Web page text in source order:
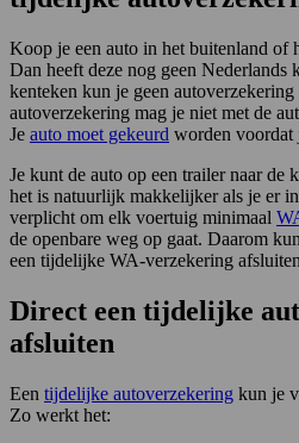
Koop je een auto in het buitenland of
Dan heeft deze nog geen Nederlands
kenteken kun je geen
autoverzekering mag je niet met de
Je auto moet gekeurd worden voordat
Je kunt de auto op een trailer naar de
het is natuurlijk makkelijker als je er
verplicht om elk voertuig minimaal
de openbare weg op gaat. Daarom
een tijdelijke WA-verzekering
Direct een tijdelijke
afsluiten
Een tijdelijke autoverzekering kun je
Zo werkt het: